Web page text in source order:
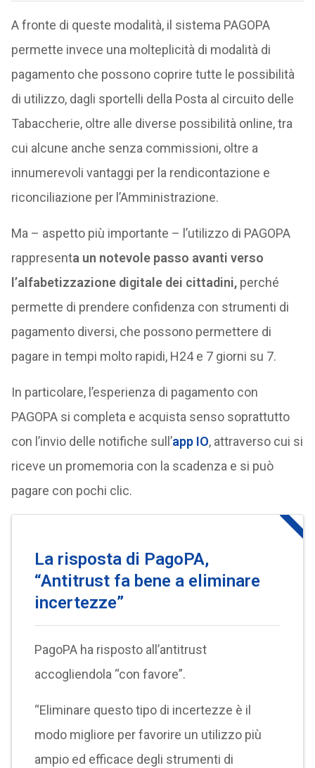
A fronte di queste modalità, il sistema PAGOPA
permette invece una molteplicità di modalità di
pagamento che possono coprire tutte le possibilità
di utilizzo, dagli sportelli della Posta al circuito delle
Tabaccherie, oltre alle diverse possibilità online, tra
cui alcune anche senza commissioni, oltre a
innumerevoli vantaggi per la rendicontazione e
riconciliazione per l’Amministrazione.
Ma – aspetto più importante – l’utilizzo di PAGOPA
rappresenta un notevole passo avanti verso
l’alfabetizzazione digitale dei cittadini,perché
permette di prendere confidenza con strumenti di
pagamento diversi, che possono permettere di
pagare in tempi molto rapidi, H24 e 7 giorni su 7.
In particolare, l’esperienza di pagamento con
PAGOPA si completa e acquista senso soprattutto
con l’invio delle notifiche sull’app IO, attraverso cui si
riceve un promemoria con la scadenza e si può
pagare con pochi clic.
La risposta di PagoPA,
“Antitrust fa bene a eliminare
incertezze”
PagoPA ha risposto all’antitrust
accogliendola “con favore”.
“Eliminare questo tipo di incertezze è il
modo migliore per favorire un utilizzo più
ampio ed efficace degli strumenti di